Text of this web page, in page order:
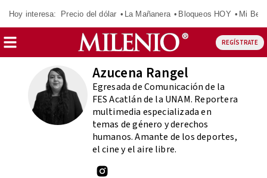
Hoy interesa: Precio del dólar La Mañanera Bloqueos HOY Mi
REGÍSTRATE
Azucena Rangel
Egresada de Comunicación de la
FES Acatlán de la UNAM. Reportera
multimedia especializada en
temas de género y derechos
humanos. Amante de los deportes,
el cine y el aire libre.